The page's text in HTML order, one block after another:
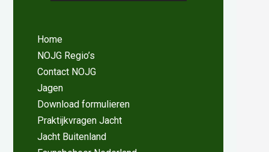
Home
NOJG Regio’s
Contact NOJG
Jagen
Download formulieren
Praktijkvragen Jacht
Jacht Buitenland